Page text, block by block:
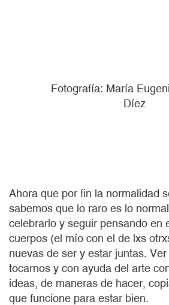
Fotografía: María
Díez
Ahora que por fin la normalidad
sabemos que lo raro es lo
celebrarlo y seguir pensando en
cuerpos (el mío con el de lxs
nuevas de ser y estar juntas.
tocarnos y con ayuda del arte
ideas, de maneras de hacer,
que funcione para estar bien.